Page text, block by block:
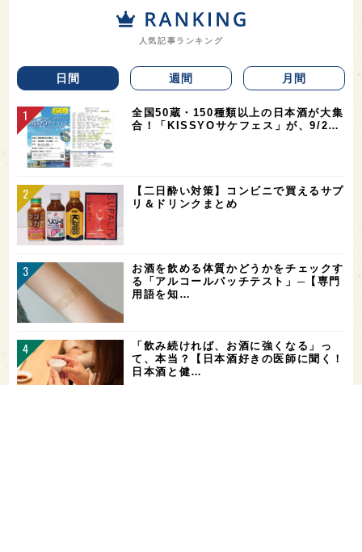
人気記事ランキング
日間 週間 月間
全国50蔵・150種類以上の日本酒が大集
合！「KISSYOサケフェス」が、9/2…
【二日酔い対策】コンビニで買えるサプ
リ＆ドリンクまとめ
お酒を飲める体質かどうかをチェックす
る「アルコールパッチテスト」─【専門
用語を知…
「飲み続ければ、お酒に強くなる」っ
て、本当？【日本酒好きの医師に聞く！
日本酒と健…